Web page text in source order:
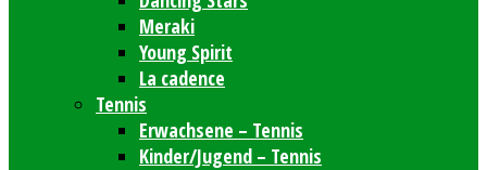
Meraki
Young Spirit
La cadence
Tennis
Erwachsene – Tennis
Kinder/Jugend – Tennis